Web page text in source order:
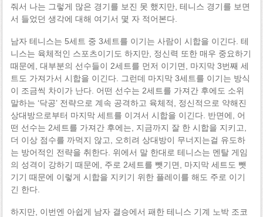
줘서 나는 그렇게 많은 경기를 보진 못 했지만, 테니스 경기를 보면
서 들었던 생각에 대해 여기서 몇 자 적어본다.
남자 테니스는 5세트 중 3세트를 이기는 사람이 시합을 이긴다. 테
니스는 육체적인 스포츠이기도 하지만, 정신력 또한 매우 중요하기
때문에, 대부분의 선수들이 2세트를 먼저 이기면, 마지막 3번째 세
트도 가져가서 시합을 이긴다. 그런데 마지막 3세트를 이기는 방식
이 조금씩 차이가 난다. 어떤 선수는 2세트를 가져간 후에도 소위
말하는 ‘닥공’ 전략으로 계속 공격하고 육체적, 정신적으로 약해진
상대방으로부터 마지막 세트를 이겨서 시합을 이긴다. 반면에, 어
떤 선수는 2세트를 가져간 후에는, 지금까지 잘 한 시합을 지키고,
더 이상 점수를 까먹지 않고, 오히려 상대방이 무너지는걸 유도하
는 방어적인 전략을 취한다. 위에서 말 한대로 테니스는 멘탈 게임
의 성격이 강하기 때문에, 주로 2세트를 뺏기면, 마지막 세트도 뺏
기기 때문에 이렇게 시합을 지키기 위한 플레이를 해도 주로 이기
긴 한다.
하지만, 이번엔 아쉽게 남자 결승에서 패한 테니스 기계 노박 조코